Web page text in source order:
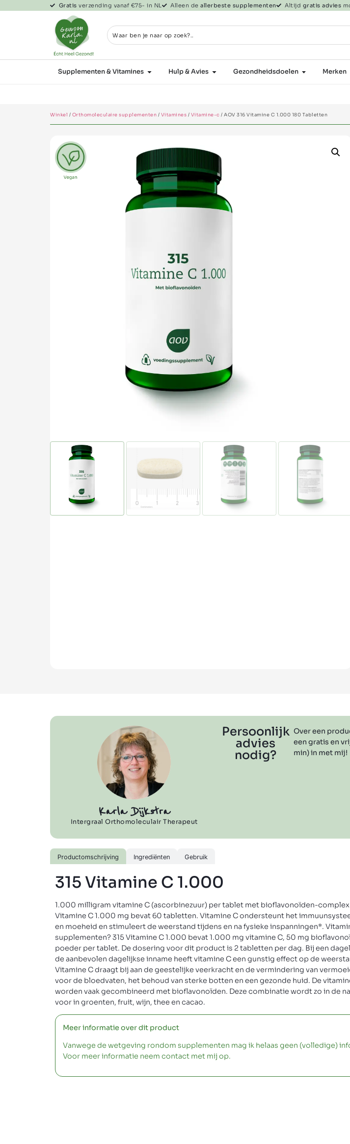
Gratis verzending vanaf €75- in NL Alleen de allerbeste supplementen Altijd gratis advies
Supplementen & Vitamines Hulp & Avies Gezondheidsdoelen Merken
Winkel / Orthomoleculaire supplementen / Vitamines / Vitamine-c / AOV 316 Vitamine C 1.000 180 Tabletten
Karla Dijkstra
Intergraal Orthomoleculair Therapeut
Persoonlijk
advies
nodig?
Over een
een gratis en
min) in met mij!
Productomschrijving Ingrediënten Gebruik
315 Vitamine C 1.000
1.000 milligram vitamine C (ascorbinezuur) per tablet met bioflavonoïden-
Vitamine C 1.000 mg bevat 60 tabletten. Vitamine C ondersteunt het
en moeheid en stimuleert de weerstand tijdens en na fysieke inspanningen*.
supplementen? 315 Vitamine C 1.000 bevat 1.000 mg vitamine C, 50 mg
poeder per tablet. De dosering voor dit product is 2 tabletten per dag. Bij een
de aanbevolen dagelijkse inname heeft vitamine C een gunstig effect op de
Vitamine C draagt bij aan de geestelijke veerkracht en de vermindering van
voor de bloedvaten, het behoud van sterke botten en een gezonde huid. De
worden vaak gecombineerd met bioflavonoïden. Deze combinatie wordt zo in de
voor in groenten, fruit, wijn, thee en cacao.
Meer informatie over dit product
Vanwege de wetgeving rondom supplementen mag ik helaas geen (volledige)
Voor meer informatie neem contact met mij op.